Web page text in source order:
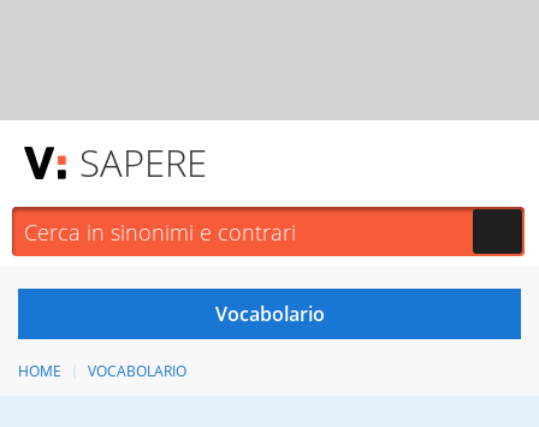
SAPERE
HOME VOCABOLARIO